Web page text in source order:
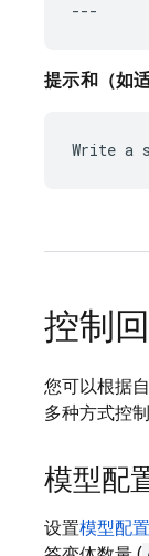
提示和（如
控制
您可以根据
多种方式控
模型配
设置模型配置